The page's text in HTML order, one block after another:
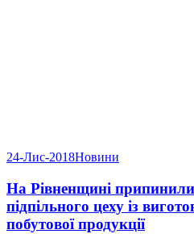
24-Лис-2018Новини
На Рівненщині припинили
підпільного цеху із
побутової продукції